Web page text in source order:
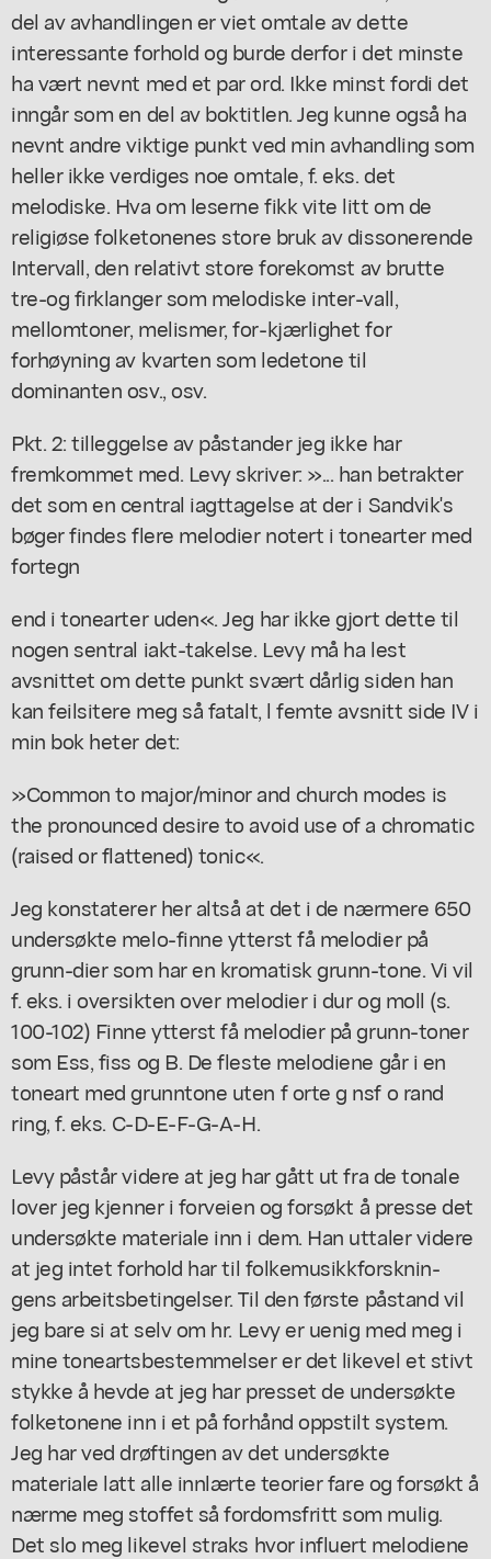
del av avhandlingen er viet omtale av dette
interessante forhold og burde derfor i det minste
ha vært nevnt med et par ord. Ikke minst fordi det
inngår som en del av boktitlen. Jeg kunne også ha
nevnt andre viktige punkt ved min avhandling som
heller ikke verdiges noe omtale, f. eks. det
melodiske. Hva om leserne fikk vite litt om de
religiøse folketonenes store bruk av dissonerende
Intervall, den relativt store forekomst av brutte
tre-og firklanger som melodiske inter-vall,
mellomtoner, melismer, for-kjærlighet for
forhøyning av kvarten som ledetone til
dominanten osv., osv.
Pkt. 2: tilleggelse av påstander jeg ikke har
fremkommet med. Levy skriver: »... han betrakter
det som en central iagttagelse at der i Sandvik's
bøger findes flere melodier notert i tonearter med
fortegn
end i tonearter uden«. Jeg har ikke gjort dette til
nogen sentral iakt-takelse. Levy må ha lest
avsnittet om dette punkt svært dårlig siden han
kan feilsitere meg så fatalt, l femte avsnitt side IV i
min bok heter det:
»Common to major/minor and church modes is
the pronounced desire to avoid use of a chromatic
(raised or flattened) tonic«.
Jeg konstaterer her altså at det i de nærmere 650
undersøkte melo-finne ytterst få melodier på
grunn-dier som har en kromatisk grunn-tone. Vi vil
f. eks. i oversikten over melodier i dur og moll (s.
100-102) Finne ytterst få melodier på grunn-toner
som Ess, fiss og B. De fleste melodiene går i en
toneart med grunntone uten f orte g nsf o rand
ring, f. eks. C-D-E-F-G-A-H.
Levy påstår videre at jeg har gått ut fra de tonale
lover jeg kjenner i forveien og forsøkt å presse det
undersøkte materiale inn i dem. Han uttaler videre
at jeg intet forhold har til folkemusikkforsknin-
gens arbeitsbetingelser. Til den første påstand vil
jeg bare si at selv om hr. Levy er uenig med meg i
mine toneartsbestemmelser er det likevel et stivt
stykke å hevde at jeg har presset de undersøkte
folketonene inn i et på forhånd oppstilt system.
Jeg har ved drøftingen av det undersøkte
materiale latt alle innlærte teorier fare og forsøkt å
nærme meg stoffet så fordomsfritt som mulig.
Det slo meg likevel straks hvor influert melodiene